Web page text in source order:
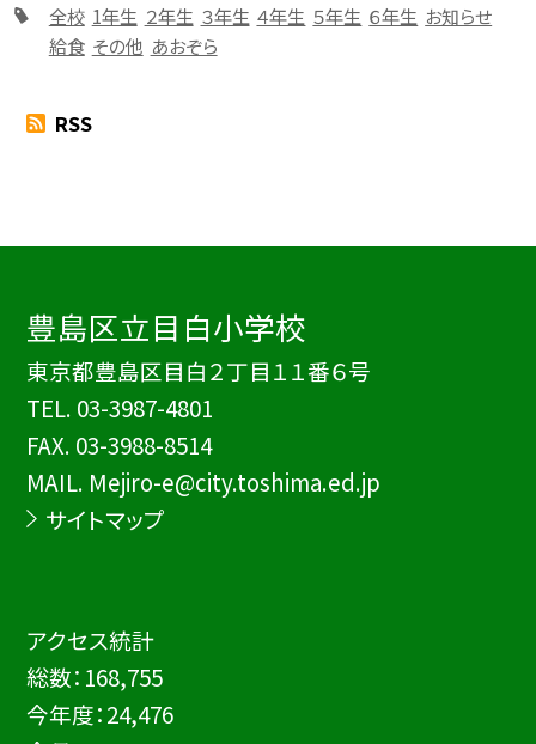
全校 1年生 ２年生 ３年生 ４年生 ５年生 ６年生 お知らせ
給食 その他 あおぞら
RSS
豊島区立目白小学校
東京都豊島区目白２丁目１１番６号
TEL. 03-3987-4801
FAX. 03-3988-8514
MAIL. Mejiro-e@city.toshima.ed.jp
サイトマップ
アクセス統計
総数： 168,755
今年度：24,476